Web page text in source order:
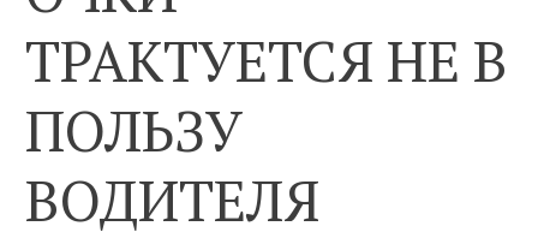
ТРАКТУЕТСЯ НЕ В
ПОЛЬЗУ
ВОДИТЕЛЯ